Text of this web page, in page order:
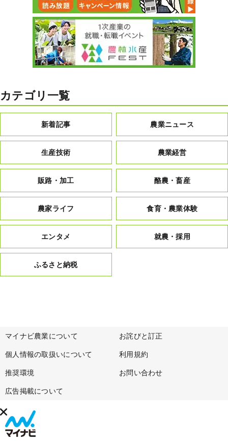
カテゴリ一覧
新着記事 農業ニュース
生産技術 農業経営
販路・加工 酪農・畜産
農家ライフ 食育・農業体験
エンタメ 就農・採用
ふるさと納税
マイナビ農業について お詫びと訂正
個人情報の取扱いについて 利用規約
推奨環境 お問い合わせ
広告掲載について